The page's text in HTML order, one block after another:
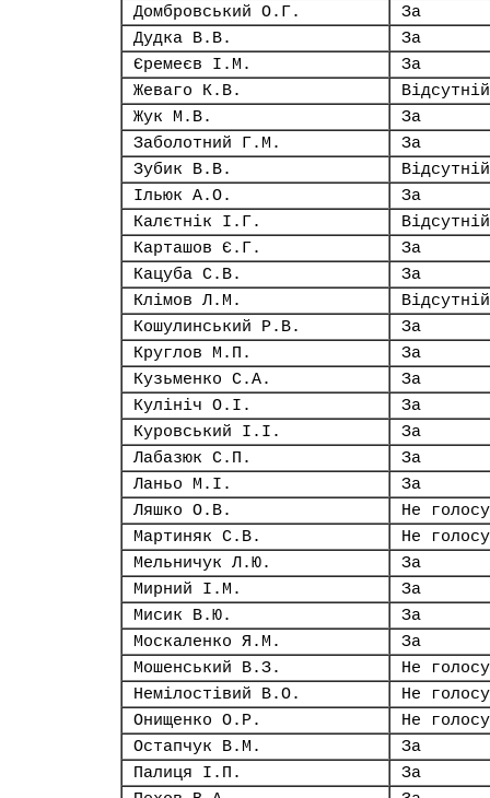
Домбровський О.Г.
За
Дудка В.В.
За
Єремеєв І.М.
За
Жеваго К.В.
Відсутній
Жук М.В.
За
Заболотний Г.М.
За
Зубик В.В.
Відсутній
Ільюк А.О.
За
Калєтнік І.Г.
Відсутній
Карташов Є.Г.
За
Кацуба С.В.
За
Клімов Л.М.
Відсутній
Кошулинський Р.В.
За
Круглов М.П.
За
Кузьменко С.А.
За
Кулініч О.І.
За
Куровський І.І.
За
Лабазюк С.П.
За
Ланьо М.І.
За
Ляшко О.В.
Не
Мартиняк С.В.
Не
Мельничук Л.Ю.
За
Мирний І.М.
За
Мисик В.Ю.
За
Москаленко Я.М.
За
Мошенський В.З.
Не
Немілостівий В.О.
Не
Онищенко О.Р.
Не
Остапчук В.М.
За
Палиця І.П.
За